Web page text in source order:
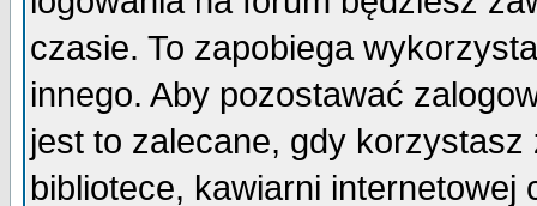
czasie. To zapobiega
innego. Aby pozostawać
jest to zalecane, gdy
bibliotece, kawiarni internetowej